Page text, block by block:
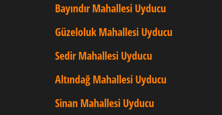
Bayındır Mahallesi Uyducu
Güzeloluk Mahallesi Uyducu
Sedir Mahallesi Uyducu
Altındağ Mahallesi Uyducu
Sinan Mahallesi Uyducu